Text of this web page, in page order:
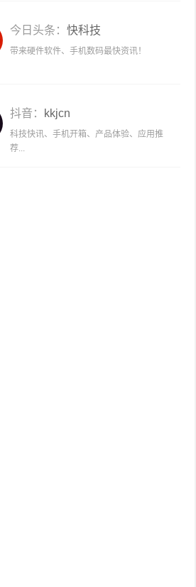
今日头条： 快科技
带来硬件软件、手机数码最快资讯！
抖音： kkjcn
科技快讯、手机开箱、产品体验、应用推
荐...